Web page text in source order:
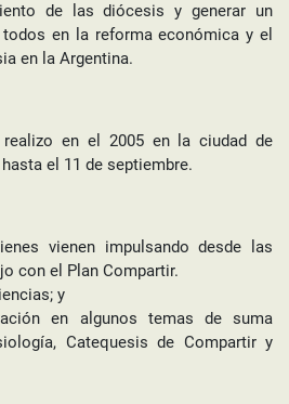
de las diócesis y generar un
en la reforma económica y el
en la Argentina.
en el 2005 en la ciudad de
el 11 de septiembre.
vienen impulsando desde las
con el Plan Compartir.
y
en algunos temas de suma
Catequesis de Compartir y